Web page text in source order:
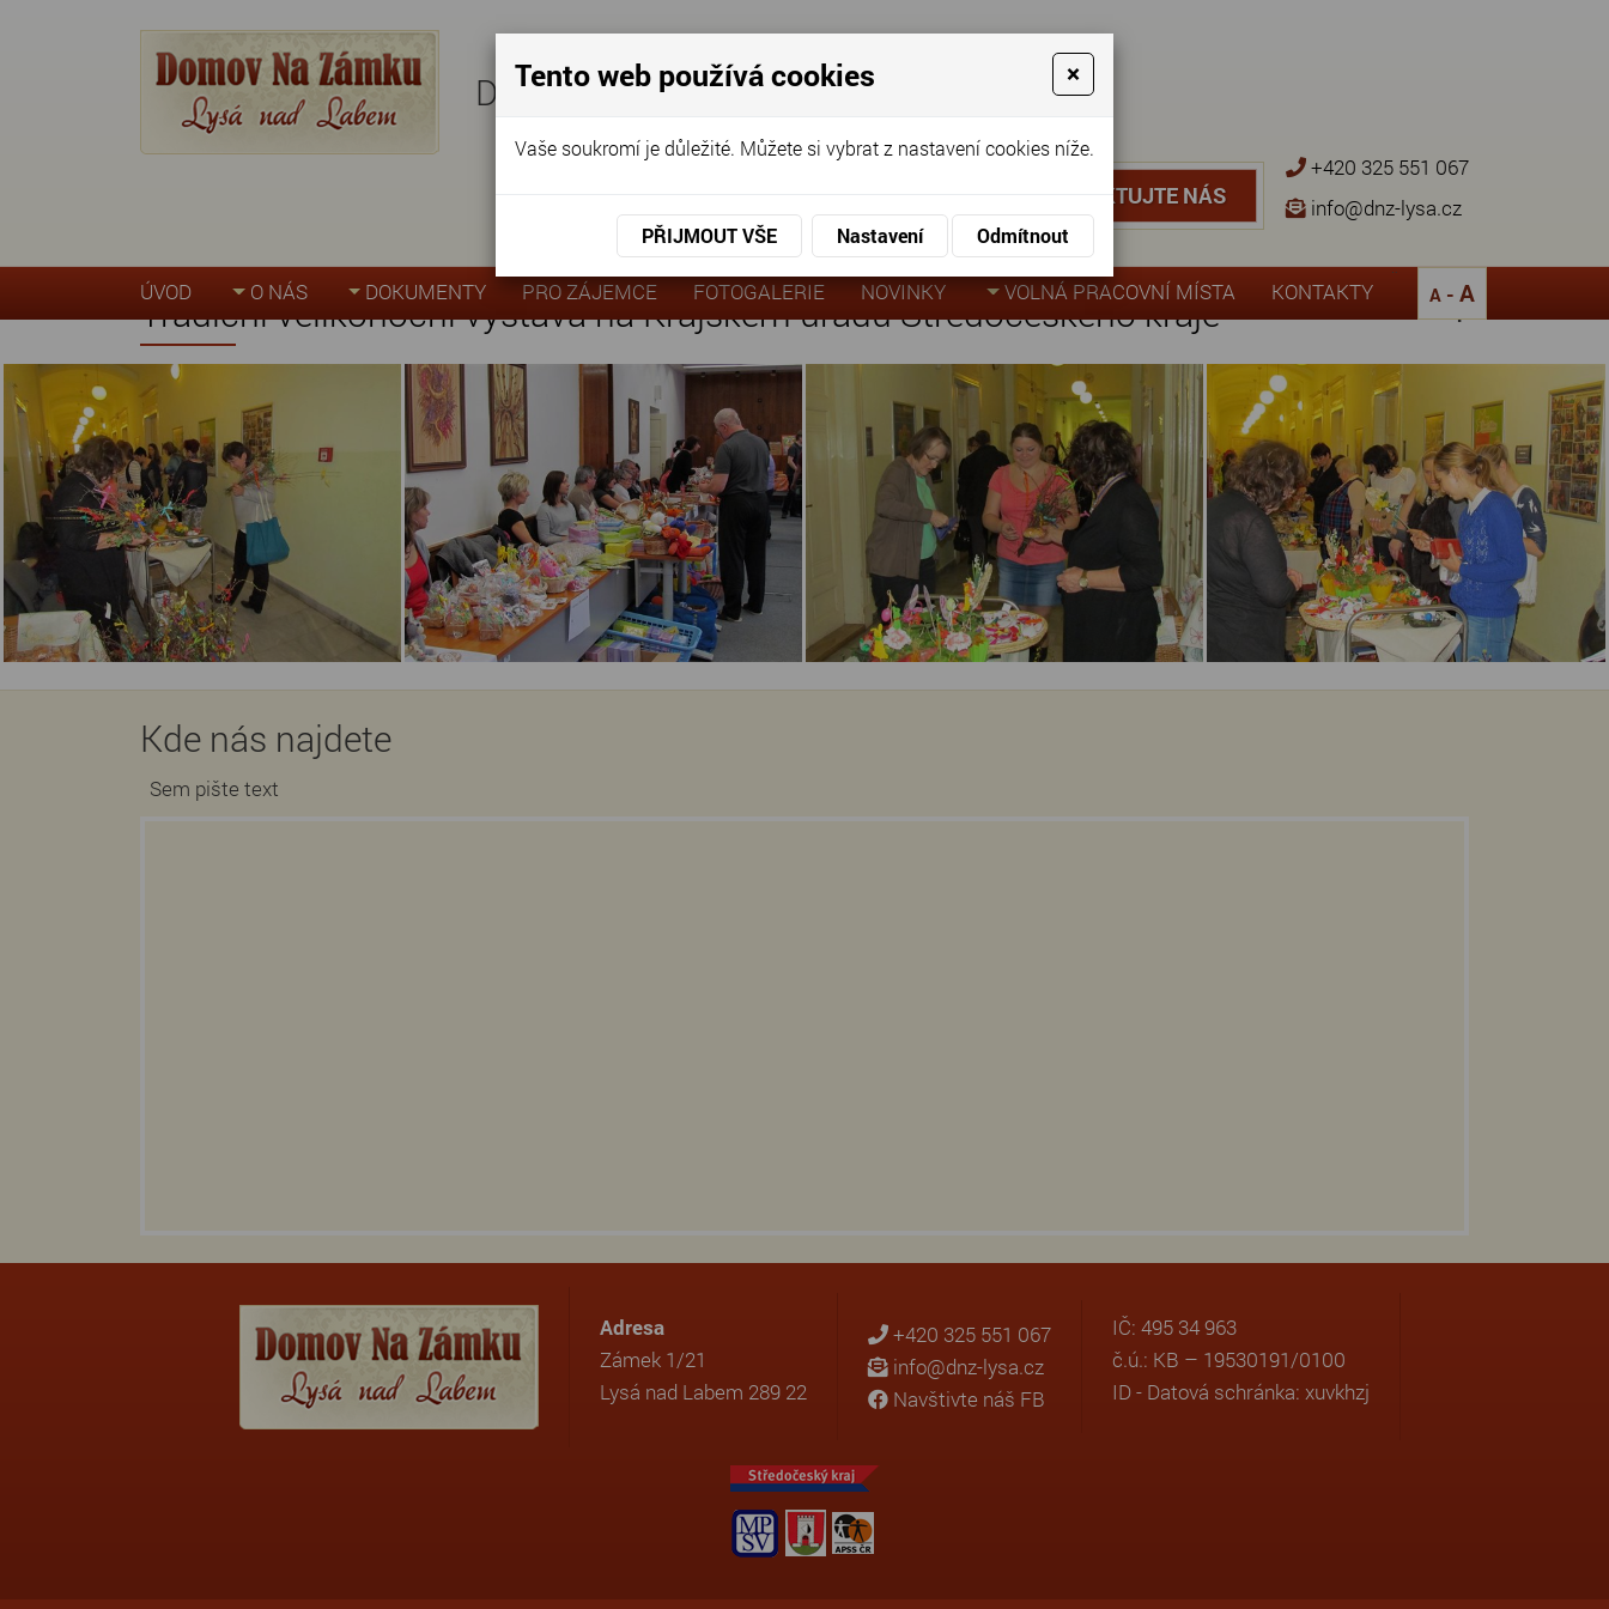
Domov pro seniory
KONTAKTUJTE NÁS
KONTAKTUJTE NÁS
+420 325 551 067
info@dnz-lysa.cz
ÚVOD O NÁS DOKUMENTY PRO ZÁJEMCE FOTOGALERIE NOVINKY VOLNÁ PRACOVNÍ MÍSTA KONTAKTY
¨
A - A
Úvodní stránka » Akce, fotogalerie » Tradiční velikonoční výstava na Krajském úřadu Středočeského kraje
Tradiční velikonoční výstava na Krajském úřadu Středočeského kraje Zpět
Kde nás najdete
Sem pište text
Adresa
Zámek 1/21
Lysá nad Labem 289 22
+420 325 551 067
info@dnz-lysa.cz
Navštivte náš FB
IČ: 495 34 963
č.ú.: KB – 19530191/0100
ID - Datová schránka: xuvkhzj
Tento web používá cookies ×
Vaše soukromí je důležité. Můžete si vybrat z nastavení cookies níže.
PŘIJMOUT VŠE Nastavení Odmítnout